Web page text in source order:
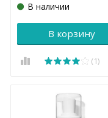
В наличии
В корзину
(1)